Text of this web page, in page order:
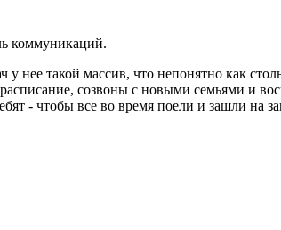
коммуникаций.
такой массив, что непонятно как
созвоны с новыми семьями и
- чтобы все во время поели и зашли на